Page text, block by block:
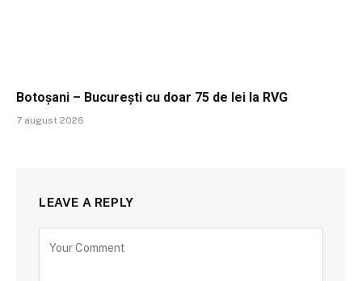
Botoșani – București cu doar 75 de lei la RVG
7 august 2026
LEAVE A REPLY